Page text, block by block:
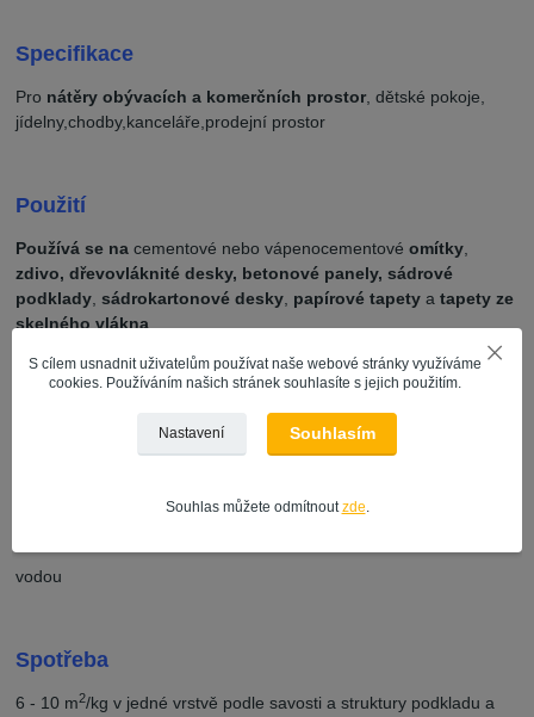
Specifikace
Pro nátěry obývacích a komerčních prostor, dětské pokoje,
jídelny,chodby,kanceláře,prodejní prostor
Použití
Používá se na cementové nebo vápenocementovéomítky,
zdivo, dřevovláknité desky, betonové panely, sádrové
podklady,sádrokartonové desky, papírové tapety atapety ze
skelného vlákna.
vodou
Spotřeba
6 - 10 m2/kg v jedné vrstvě podle savosti a struktury podkladu a
S cílem usnadnit uživatelům používat naše webové stránky využíváme
cookies. Používáním našich stránek souhlasíte s jejich použitím.
Nastavení Souhlasím
Souhlas můžete odmítnout zde